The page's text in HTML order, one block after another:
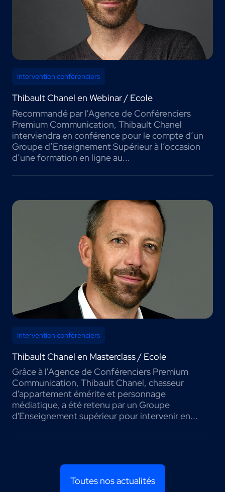
Intervention conférenciers
Thibault Chanel en Webinar / Ecole
Recommandé par l'Agence de Conférenciers
Premium Communication, Thibault Chanel
interviendra en conférence pour le compte d’un
Groupe d’Enseignement Supérieur à l’occasion
d’une formation en ligne au...
Intervention conférenciers
Thibault Chanel en Masterclass / Ecole
Grâce à l'Agence de Conférenciers Premium
Communication, Thibault Chanel, chasseur
d'appartement émérite et personnage
médiatique, a été retenu par un Groupe
d'Enseignement supérieur pour intervenir en...
Toutes nos actualités